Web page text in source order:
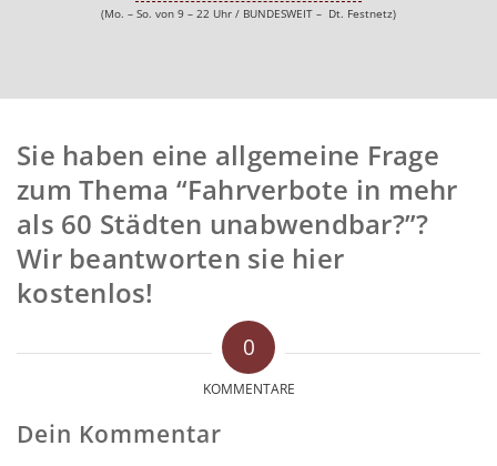
(Mo. – So. von 9 – 22 Uhr / BUNDESWEIT – Dt. Festnetz)
Sie haben eine allgemeine Frage
zum Thema “Fahrverbote in mehr
als 60 Städten unabwendbar?”?
Wir beantworten sie hier
kostenlos!
0
KOMMENTARE
Dein Kommentar